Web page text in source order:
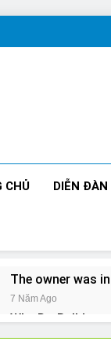
CHỦ DIỄN ĐÀN
The owner was
7 Năm Ago
Why Do
7 Năm Ago